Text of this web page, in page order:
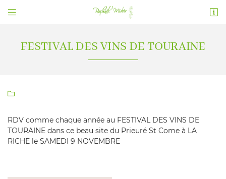
 
02 54 71 83 58
FESTIVAL DES VINS DE TOURAINE

RDV comme chaque année au FESTIVAL DES VINS DE
TOURAINE dans ce beau site du Prieuré St Come à LA
RICHE le SAMEDI 9 NOVEMBRE